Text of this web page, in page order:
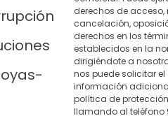
derechos de acceso,
cancelación,
derechos en los
establecidos en la
dirigiéndote a
nos puede solicitar el
información
política de
llamando al teléfono